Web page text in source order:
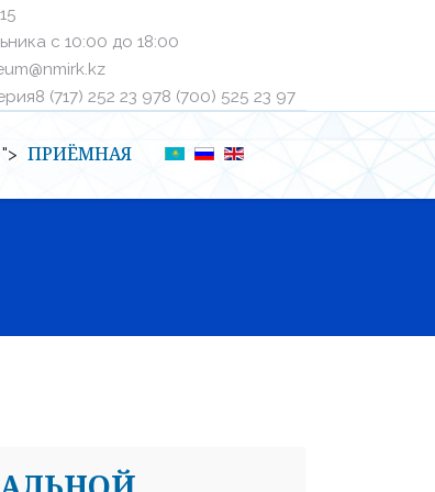
с 10:00 до 18:00
ㅤ8 (717) 252 23 97ㅤㅤ8 (700) 525 23 97
"> ПРИЁМНАЯ